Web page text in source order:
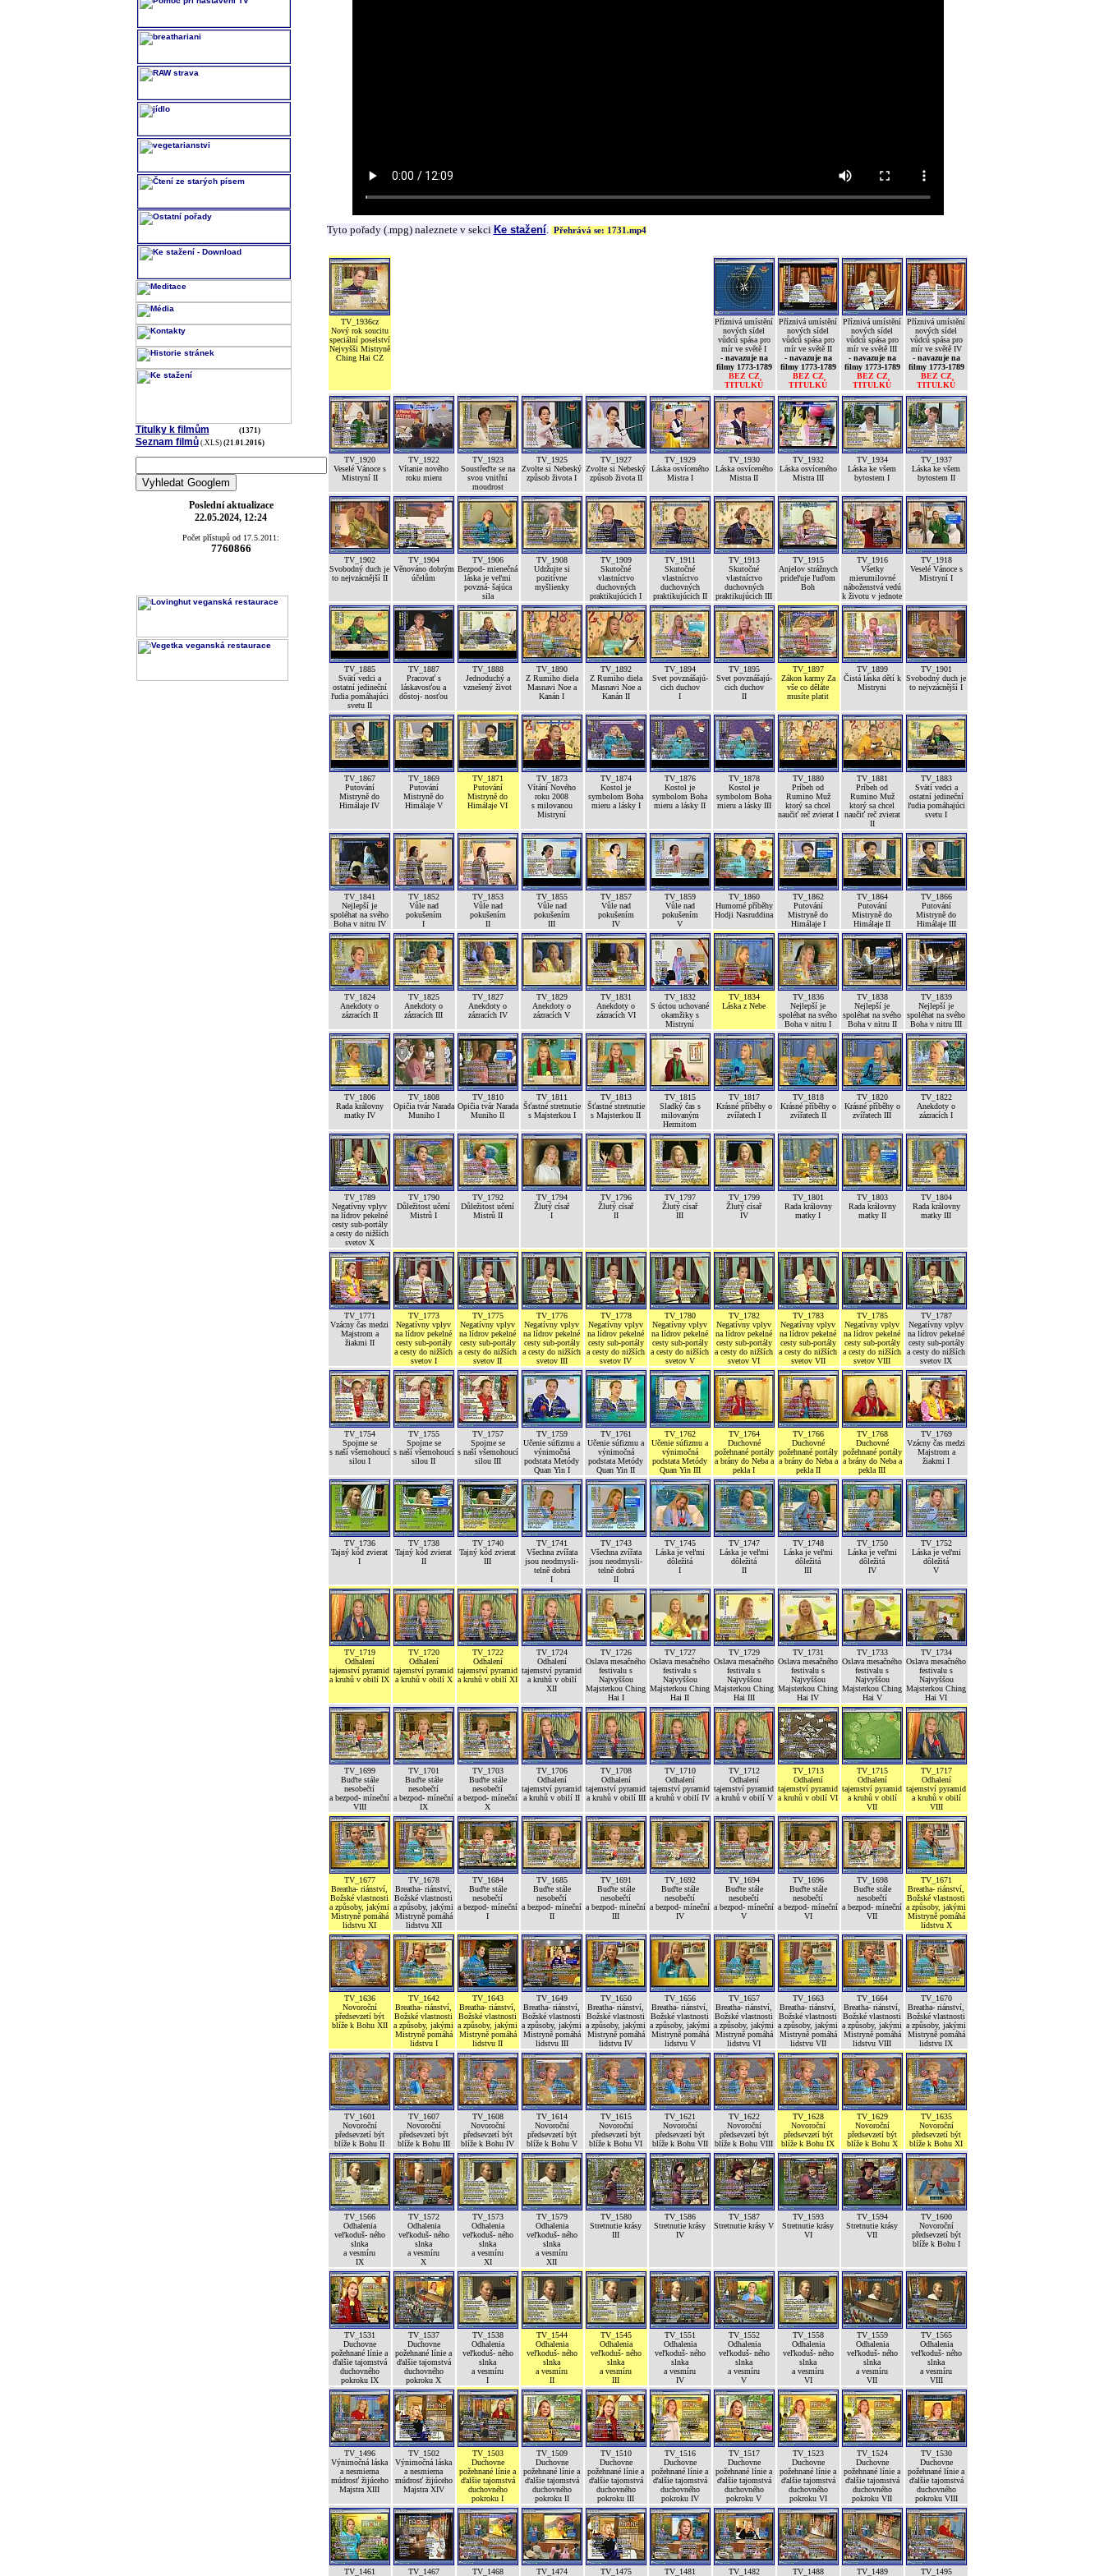
Titulky k filmům (1371)
Seznam filmů (.XLS) (21.01.2016)
Poslední aktualizace
22.05.2024, 12:24
Počet přístupů od 17.5.2011:
7760866
Tyto pořady (.mpg) naleznete v sekci Ke stažení. Přehrává se: 1731.mp4
TV_1936cz
Nový rok soucitu
speciální poselství
Nejvyšši Mistryně
Ching Hai CZ
Příznivá umístění
nových sídel
vůdců spása pro
mír ve světě I
- navazuje na
filmy 1773-1789
BEZ CZ
TITULKŮ
Příznivá umístění
nových sídel
vůdců spása pro
mír ve světě II
- navazuje na
filmy 1773-1789
BEZ CZ
TITULKŮ
Příznivá umístění
nových sídel
vůdců spása pro
mír ve světě III
- navazuje na
filmy 1773-1789
BEZ CZ
TITULKŮ
Příznivá umístění
nových sídel
vůdců spása pro
mír ve světě IV
- navazuje na
filmy 1773-1789
BEZ CZ
TITULKŮ
TV_1920
Veselé Vánoce s
Mistryní II
TV_1922
Vítanie nového
roku mieru
TV_1923
Soustřeďte se na
svou vnitřní
moudrost
TV_1925
Zvolte si Nebeský
způsob života I
TV_1927
Zvolte si Nebeský
způsob života II
TV_1929
Láska osvíceného
Mistra I
TV_1930
Láska osvíceného
Mistra II
TV_1932
Láska osvíceného
Mistra III
TV_1934
Láska ke všem
bytostem I
TV_1937
Láska ke všem
bytostem II
TV_1902
Svobodný duch je
to nejvzácnější II
TV_1904
Věnováno dobrým
účelům
TV_1906
Bezpod- mienečná
láska je veľmi
povzná- šajúca
sila
TV_1908
Udržujte si
pozitívne
myšlienky
TV_1909
Skutočné
vlastníctvo
duchovných
praktikujúcich I
TV_1911
Skutočné
vlastníctvo
duchovných
praktikujúcich II
TV_1913
Skutočné
vlastníctvo
duchovných
praktikujúcich III
TV_1915
Anjelov strážnych
prideľuje ľuďom
Boh
TV_1916
Všetky
mierumilovné
náboženstvá vedú
k životu v jednote
TV_1918
Veselé Vánoce s
Mistryní I
TV_1885
Svätí vedci a
ostatní jedineční
ľudia pomáhajúci
svetu II
TV_1887
Pracovať s
láskavosťou a
dôstoj- nosťou
TV_1888
Jednoduchý a
vznešený život
TV_1890
Z Rumiho diela
Masnavi Noe a
Kanán I
TV_1892
Z Rumiho diela
Masnavi Noe a
Kanán II
TV_1894
Svet povznášajú-
cich duchov
I
TV_1895
Svet povznášajú-
cich duchov
II
TV_1897
Zákon karmy Za
vše co děláte
musíte platit
TV_1899
Čistá láska dětí k
Mistryni
TV_1901
Svobodný duch je
to nejvzácnější I
TV_1867
Putování
Mistryně do
Himálaje IV
TV_1869
Putování
Mistryně do
Himálaje V
TV_1871
Putování
Mistryně do
Himálaje VI
TV_1873
Vítání Nového
roku 2008
s milovanou
Mistryní
TV_1874
Kostol je
symbolom Boha
mieru a lásky I
TV_1876
Kostol je
symbolom Boha
mieru a lásky II
TV_1878
Kostol je
symbolom Boha
mieru a lásky III
TV_1880
Príbeh od
Rumino Muž
ktorý sa chcel
naučiť reč zvierat I
TV_1881
Príbeh od
Rumino Muž
ktorý sa chcel
naučiť reč zvierat
II
TV_1883
Svätí vedci a
ostatní jedineční
ľudia pomáhajúci
svetu I
TV_1841
Nejlepší je
spoléhat na svého
Boha v nitru IV
TV_1852
Vůle nad
pokušením
I
TV_1853
Vůle nad
pokušením
II
TV_1855
Vůle nad
pokušením
III
TV_1857
Vůle nad
pokušením
IV
TV_1859
Vůle nad
pokušením
V
TV_1860
Humorné příběhy
Hodji Nasruddina
TV_1862
Putování
Mistryně do
Himálaje I
TV_1864
Putování
Mistryně do
Himálaje II
TV_1866
Putování
Mistryně do
Himálaje III
TV_1824
Anekdoty o
zázracích II
TV_1825
Anekdoty o
zázracích III
TV_1827
Anekdoty o
zázracích IV
TV_1829
Anekdoty o
zázracích V
TV_1831
Anekdoty o
zázracích VI
TV_1832
S úctou uchované
okamžiky s
Mistryní
TV_1834
Láska z Nebe
TV_1836
Nejlepší je
spoléhat na svého
Boha v nitru I
TV_1838
Nejlepší je
spoléhat na svého
Boha v nitru II
TV_1839
Nejlepší je
spoléhat na svého
Boha v nitru III
TV_1806
Rada královny
matky IV
TV_1808
Opičia tvár Narada
Muniho I
TV_1810
Opičia tvár Narada
Muniho II
TV_1811
Šťastné stretnutie
s Majsterkou I
TV_1813
Šťastné stretnutie
s Majsterkou II
TV_1815
Sladký čas s
milovaným
Hermitom
TV_1817
Krásné příběhy o
zvířatech I
TV_1818
Krásné příběhy o
zvířatech II
TV_1820
Krásné příběhy o
zvířatech III
TV_1822
Anekdoty o
zázracích I
TV_1789
Negatívny vplyv
na lídrov pekelné
cesty sub-portály
a cesty do nižších
svetov X
TV_1790
Důležitost učení
Mistrů I
TV_1792
Důležitost učení
Mistrů II
TV_1794
Žlutý císař
I
TV_1796
Žlutý císař
II
TV_1797
Žlutý císař
III
TV_1799
Žlutý císař
IV
TV_1801
Rada královny
matky I
TV_1803
Rada královny
matky II
TV_1804
Rada královny
matky III
TV_1771
Vzácny čas medzi
Majstrom a
žiakmi II
TV_1773
Negatívny vplyv
na lídrov pekelné
cesty sub-portály
a cesty do nižších
svetov I
TV_1775
Negatívny vplyv
na lídrov pekelné
cesty sub-portály
a cesty do nižších
svetov II
TV_1776
Negatívny vplyv
na lídrov pekelné
cesty sub-portály
a cesty do nižších
svetov III
TV_1778
Negatívny vplyv
na lídrov pekelné
cesty sub-portály
a cesty do nižších
svetov IV
TV_1780
Negatívny vplyv
na lídrov pekelné
cesty sub-portály
a cesty do nižších
svetov V
TV_1782
Negatívny vplyv
na lídrov pekelné
cesty sub-portály
a cesty do nižších
svetov VI
TV_1783
Negatívny vplyv
na lídrov pekelné
cesty sub-portály
a cesty do nižších
svetov VII
TV_1785
Negatívny vplyv
na lídrov pekelné
cesty sub-portály
a cesty do nižších
svetov VIII
TV_1787
Negatívny vplyv
na lídrov pekelné
cesty sub-portály
a cesty do nižších
svetov IX
TV_1754
Spojme se
s naší všemohoucí
silou I
TV_1755
Spojme se
s naší všemohoucí
silou II
TV_1757
Spojme se
s naší všemohoucí
silou III
TV_1759
Učenie súfizmu a
výnimočná
podstata Metódy
Quan Yin I
TV_1761
Učenie súfizmu a
výnimočná
podstata Metódy
Quan Yin II
TV_1762
Učenie súfizmu a
výnimočná
podstata Metódy
Quan Yin III
TV_1764
Duchovné
požehnané portály
a brány do Neba a
pekla I
TV_1766
Duchovné
požehnané portály
a brány do Neba a
pekla II
TV_1768
Duchovné
požehnané portály
a brány do Neba a
pekla III
TV_1769
Vzácny čas medzi
Majstrom a
žiakmi I
TV_1736
Tajný kód zvierat
I
TV_1738
Tajný kód zvierat
II
TV_1740
Tajný kód zvierat
III
TV_1741
Všechna zvířata
jsou neodmysli-
telně dobrá
I
TV_1743
Všechna zvířata
jsou neodmysli-
telně dobrá
II
TV_1745
Láska je veľmi
dôležitá
I
TV_1747
Láska je veľmi
dôležitá
II
TV_1748
Láska je veľmi
dôležitá
III
TV_1750
Láska je veľmi
dôležitá
IV
TV_1752
Láska je veľmi
dôležitá
V
TV_1719
Odhalení
tajemství pyramid
a kruhů v obilí IX
TV_1720
Odhalení
tajemství pyramid
a kruhů v obilí X
TV_1722
Odhalení
tajemství pyramid
a kruhů v obilí XI
TV_1724
Odhalení
tajemství pyramid
a kruhů v obilí
XII
TV_1726
Oslava mesačného
festivalu s
Najvyššou
Majsterkou Ching
Hai I
TV_1727
Oslava mesačného
festivalu s
Najvyššou
Majsterkou Ching
Hai II
TV_1729
Oslava mesačného
festivalu s
Najvyššou
Majsterkou Ching
Hai III
TV_1731
Oslava mesačného
festivalu s
Najvyššou
Majsterkou Ching
Hai IV
TV_1733
Oslava mesačného
festivalu s
Najvyššou
Majsterkou Ching
Hai V
TV_1734
Oslava mesačného
festivalu s
Najvyššou
Majsterkou Ching
Hai VI
TV_1699
Buďte stále
nesobečtí
a bezpod- míneční
VIII
TV_1701
Buďte stále
nesobečtí
a bezpod- míneční
IX
TV_1703
Buďte stále
nesobečtí
a bezpod- míneční
X
TV_1706
Odhalení
tajemství pyramid
a kruhů v obilí II
TV_1708
Odhalení
tajemství pyramid
a kruhů v obilí III
TV_1710
Odhalení
tajemství pyramid
a kruhů v obilí IV
TV_1712
Odhalení
tajemství pyramid
a kruhů v obilí V
TV_1713
Odhalení
tajemství pyramid
a kruhů v obilí VI
TV_1715
Odhalení
tajemství pyramid
a kruhů v obilí
VII
TV_1717
Odhalení
tajemství pyramid
a kruhů v obilí
VIII
TV_1677
Breatha- riánství,
Božské vlastnosti
a způsoby, jakými
Mistryně pomáhá
lidstvu XI
TV_1678
Breatha- riánství,
Božské vlastnosti
a způsoby, jakými
Mistryně pomáhá
lidstvu XII
TV_1684
Buďte stále
nesobečtí
a bezpod- míneční
I
TV_1685
Buďte stále
nesobečtí
a bezpod- míneční
II
TV_1691
Buďte stále
nesobečtí
a bezpod- míneční
III
TV_1692
Buďte stále
nesobečtí
a bezpod- míneční
IV
TV_1694
Buďte stále
nesobečtí
a bezpod- míneční
V
TV_1696
Buďte stále
nesobečtí
a bezpod- míneční
VI
TV_1698
Buďte stále
nesobečtí
a bezpod- míneční
VII
TV_1671
Breatha- riánství,
Božské vlastnosti
a způsoby, jakými
Mistryně pomáhá
lidstvu X
TV_1636
Novoroční
předsevzetí být
blíže k Bohu XII
TV_1642
Breatha- riánství,
Božské vlastnosti
a způsoby, jakými
Mistryně pomáhá
lidstvu I
TV_1643
Breatha- riánství,
Božské vlastnosti
a způsoby, jakými
Mistryně pomáhá
lidstvu II
TV_1649
Breatha- riánství,
Božské vlastnosti
a způsoby, jakými
Mistryně pomáhá
lidstvu III
TV_1650
Breatha- riánství,
Božské vlastnosti
a způsoby, jakými
Mistryně pomáhá
lidstvu IV
TV_1656
Breatha- riánství,
Božské vlastnosti
a způsoby, jakými
Mistryně pomáhá
lidstvu V
TV_1657
Breatha- riánství,
Božské vlastnosti
a způsoby, jakými
Mistryně pomáhá
lidstvu VI
TV_1663
Breatha- riánství,
Božské vlastnosti
a způsoby, jakými
Mistryně pomáhá
lidstvu VII
TV_1664
Breatha- riánství,
Božské vlastnosti
a způsoby, jakými
Mistryně pomáhá
lidstvu VIII
TV_1670
Breatha- riánství,
Božské vlastnosti
a způsoby, jakými
Mistryně pomáhá
lidstvu IX
TV_1601
Novoroční
předsevzetí být
blíže k Bohu II
TV_1607
Novoroční
předsevzetí být
blíže k Bohu III
TV_1608
Novoroční
předsevzetí být
blíže k Bohu IV
TV_1614
Novoroční
předsevzetí být
blíže k Bohu V
TV_1615
Novoroční
předsevzetí být
blíže k Bohu VI
TV_1621
Novoroční
předsevzetí být
blíže k Bohu VII
TV_1622
Novoroční
předsevzetí být
blíže k Bohu VIII
TV_1628
Novoroční
předsevzetí být
blíže k Bohu IX
TV_1629
Novoroční
předsevzetí být
blíže k Bohu X
TV_1635
Novoroční
předsevzetí být
blíže k Bohu XI
TV_1566
Odhalenia
veľkoduš- ného
slnka
a vesmíru
IX
TV_1572
Odhalenia
veľkoduš- ného
slnka
a vesmíru
X
TV_1573
Odhalenia
veľkoduš- ného
slnka
a vesmíru
XI
TV_1579
Odhalenia
veľkoduš- ného
slnka
a vesmíru
XII
TV_1580
Stretnutie krásy
III
TV_1586
Stretnutie krásy
IV
TV_1587
Stretnutie krásy V
TV_1593
Stretnutie krásy
VI
TV_1594
Stretnutie krásy
VII
TV_1600
Novoroční
předsevzetí být
blíže k Bohu I
TV_1531
Duchovne
požehnané línie a
ďalšie tajomstvá
duchovného
pokroku IX
TV_1537
Duchovne
požehnané línie a
ďalšie tajomstvá
duchovného
pokroku X
TV_1538
Odhalenia
veľkoduš- ného
slnka
a vesmíru
I
TV_1544
Odhalenia
veľkoduš- ného
slnka
a vesmíru
II
TV_1545
Odhalenia
veľkoduš- ného
slnka
a vesmíru
III
TV_1551
Odhalenia
veľkoduš- ného
slnka
a vesmíru
IV
TV_1552
Odhalenia
veľkoduš- ného
slnka
a vesmíru
V
TV_1558
Odhalenia
veľkoduš- ného
slnka
a vesmíru
VI
TV_1559
Odhalenia
veľkoduš- ného
slnka
a vesmíru
VII
TV_1565
Odhalenia
veľkoduš- ného
slnka
a vesmíru
VIII
TV_1496
Výnimočná láska
a nesmierna
múdrosť žijúceho
Majstra XIII
TV_1502
Výnimočná láska
a nesmierna
múdrosť žijúceho
Majstra XIV
TV_1503
Duchovne
požehnané línie a
ďalšie tajomstvá
duchovného
pokroku I
TV_1509
Duchovne
požehnané línie a
ďalšie tajomstvá
duchovného
pokroku II
TV_1510
Duchovne
požehnané línie a
ďalšie tajomstvá
duchovného
pokroku III
TV_1516
Duchovne
požehnané línie a
ďalšie tajomstvá
duchovného
pokroku IV
TV_1517
Duchovne
požehnané línie a
ďalšie tajomstvá
duchovného
pokroku V
TV_1523
Duchovne
požehnané línie a
ďalšie tajomstvá
duchovného
pokroku VI
TV_1524
Duchovne
požehnané línie a
ďalšie tajomstvá
duchovného
pokroku VII
TV_1530
Duchovne
požehnané línie a
ďalšie tajomstvá
duchovného
pokroku VIII
TV_1461 TV_1467 TV_1468 TV_1474 TV_1475 TV_1481 TV_1482 TV_1488 TV_1489 TV_1495